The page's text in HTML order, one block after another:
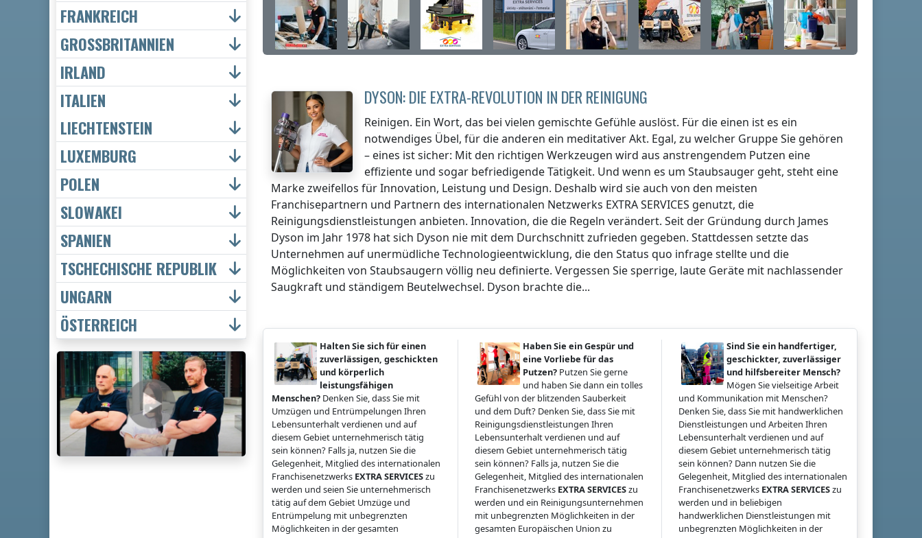
DYSON: DIE EXTRA-REVOLUTION IN DER REINIGUNG
Reinigen. Ein Wort, das bei vielen gemischte Gefühle auslöst. Für die einen ist es ein
notwendiges Übel, für die anderen ein meditativer Akt. Egal, zu welcher Gruppe Sie gehören
– eines ist sicher: Mit den richtigen Werkzeugen wird aus anstrengendem Putzen eine
effiziente und sogar befriedigende Tätigkeit. Und wenn es um Staubsauger geht, steht eine
Marke zweifellos für Innovation, Leistung und Design. Deshalb wird sie auch von den meisten
Franchisepartnern und Partnern des internationalen Netzwerks EXTRA SERVICES genutzt, die
Reinigungsdienstleistungen anbieten. Innovation, die die Regeln verändert. Seit der Gründung durch James
Dyson im Jahr 1978 hat sich Dyson nie mit dem Durchschnitt zufrieden gegeben. Stattdessen setzte das
Unternehmen auf unermüdliche Technologieentwicklung, die den Status quo infrage stellte und die
Möglichkeiten von Staubsaugern völlig neu definierte. Vergessen Sie sperrige, laute Geräte mit nachlassender
Saugkraft und ständigem Beutelwechsel. Dyson brachte die...
Halten Sie sich für einen
zuverlässigen, geschickten
und körperlich
leistungsfähigen
Menschen? Denken Sie, dass Sie mit
Umzügen und Entrümpelungen Ihren
Lebensunterhalt verdienen und auf
diesem Gebiet unternehmerisch tätig
sein können? Falls ja, nutzen Sie die
Gelegenheit, Mitglied des internationalen
Franchisenetzwerks EXTRA SERVICESzu
werden und seien Sie unternehmerisch
tätig auf dem Gebiet Umzüge und
Entrümpelung mit unbegrenzten
Möglichkeiten in der gesamten
Haben Sie ein Gespür und
eine Vorliebe für das
Putzen? Putzen Sie gerne
und haben Sie dann ein tolles
Gefühl von der blitzenden Sauberkeit
und dem Duft? Denken Sie, dass Sie mit
Reinigungsdienstleistungen Ihren
Lebensunterhalt verdienen und auf
diesem Gebiet unternehmerisch tätig
sein können? Falls ja, nutzen Sie die
Gelegenheit, Mitglied des internationalen
Franchisenetzwerks EXTRA SERVICESzu
werden und ein Reinigungsunternehmen
mit unbegrenzten Möglichkeiten in der
gesamten Europäischen Union zu
Sind Sie ein handfertiger,
geschickter, zuverlässiger
und hilfsbereiter Mensch?
Mögen Sie vielseitige Arbeit
und Kommunikation mit Menschen?
Denken Sie, dass Sie mit handwerklichen
Dienstleistungen und Arbeiten Ihren
Lebensunterhalt verdienen und auf
diesem Gebiet unternehmerisch tätig
sein können? Dann nutzen Sie die
Gelegenheit, Mitglied des internationalen
Franchisenetzwerks EXTRA SERVICESzu
werden und in beliebigen
handwerklichen Dienstleistungen mit
unbegrenzten Möglichkeiten in der
FRANKREICH
GROSSBRITANNIEN
IRLAND
ITALIEN
LIECHTENSTEIN
LUXEMBURG
POLEN
SLOWAKEI
SPANIEN
TSCHECHISCHE REPUBLIK
UNGARN
ÖSTERREICH